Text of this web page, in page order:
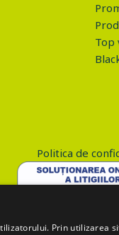
Top
Politica de
Prin utilizarea